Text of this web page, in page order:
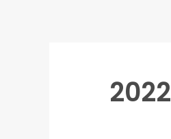
خالد عبدالغفار يعلن عن فتح باب الترشح لجائزة اليونسكو (لوريال 2022